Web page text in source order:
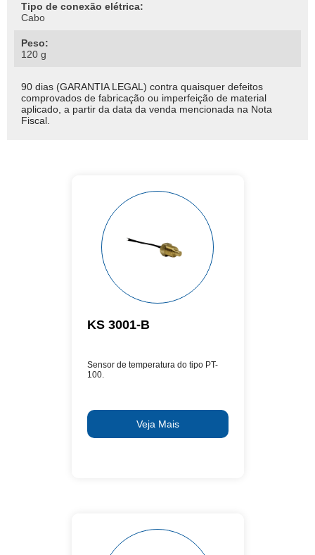
Tipo de conexão elétrica:
Cabo
Peso:
120 g
90 dias (GARANTIA LEGAL) contra quaisquer defeitos
comprovados de fabricação ou imperfeição de material
aplicado, a partir da data da venda mencionada na Nota
Fiscal.
KS 3001-B
Sensor de temperatura do tipo PT-
100.
Veja Mais